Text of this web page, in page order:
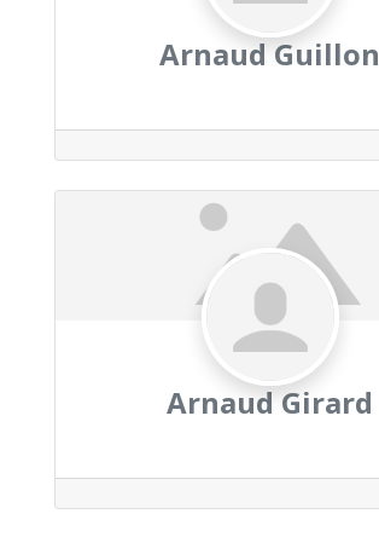
Arnaud Guillon
Arnaud Girard